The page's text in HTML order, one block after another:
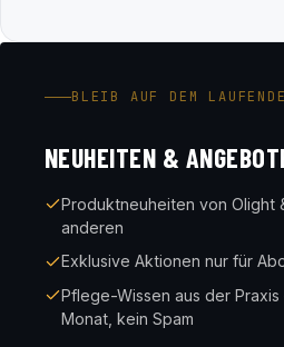
BLEIB AUF DEM
NEUHEITEN &
Produktneuheiten von Olight
anderen
Exklusive Aktionen nur für
Pflege-Wissen aus der Praxis
Monat, kein Spam